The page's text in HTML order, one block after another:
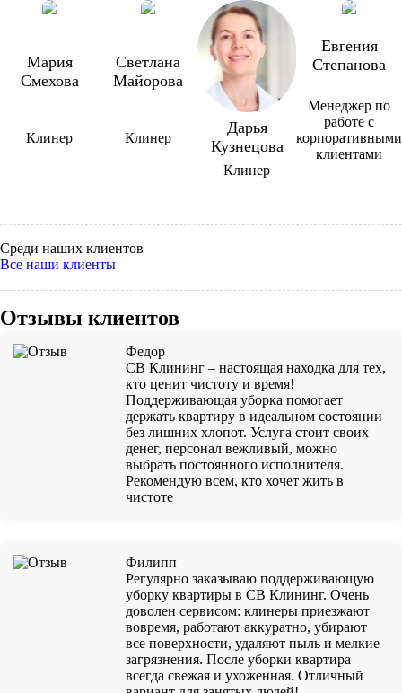
Мария
Смехова
Клинер
Светлана
Майорова
Клинер
Дарья
Кузнецова
Клинер
Евгения
Степанова
Менеджер по
работе с
корпоративными
клиентами
Среди наших клиентов
Все наши клиенты
Отзывы клиентов
Федор
СВ Клининг – настоящая находка для тех,
кто ценит чистоту и время!
Поддерживающая уборка помогает
держать квартиру в идеальном состоянии
без лишних хлопот. Услуга стоит своих
денег, персонал вежливый, можно
выбрать постоянного исполнителя.
Рекомендую всем, кто хочет жить в
чистоте
Филипп
Регулярно заказываю поддерживающую
уборку квартиры в СВ Клининг. Очень
доволен сервисом: клинеры приезжают
вовремя, работают аккуратно, убирают
все поверхности, удаляют пыль и мелкие
загрязнения. После уборки квартира
всегда свежая и ухоженная. Отличный